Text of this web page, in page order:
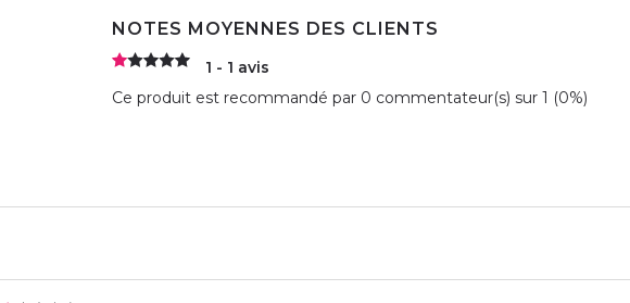
NOTES MOYENNES DES CLIENTS
1 - 1 avis
Ce produit est recommandé par 0 commentateur(s) sur 1 (0%)